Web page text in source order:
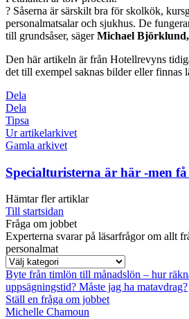
? Såserna är särskilt bra för skolkök,
personalmatsalar och sjukhus. De
till grundsåser, sägerMichael
Den här artikeln är från Hotellrevyns
det till exempel saknas bilder eller finnas
Dela
Dela
Tipsa
Ur artikelarkivet
Gamla arkivet
Specialturisterna är här -men
Hämtar fler artiklar
Till startsidan
Fråga om jobbet
Experterna svarar på läsarfrågor om allt
personalmat
Byte från timlön till månadslön – hur
uppsägningstid? Måste jag ha matavdrag?
Ställ en fråga om jobbet
Michelle Chamoun